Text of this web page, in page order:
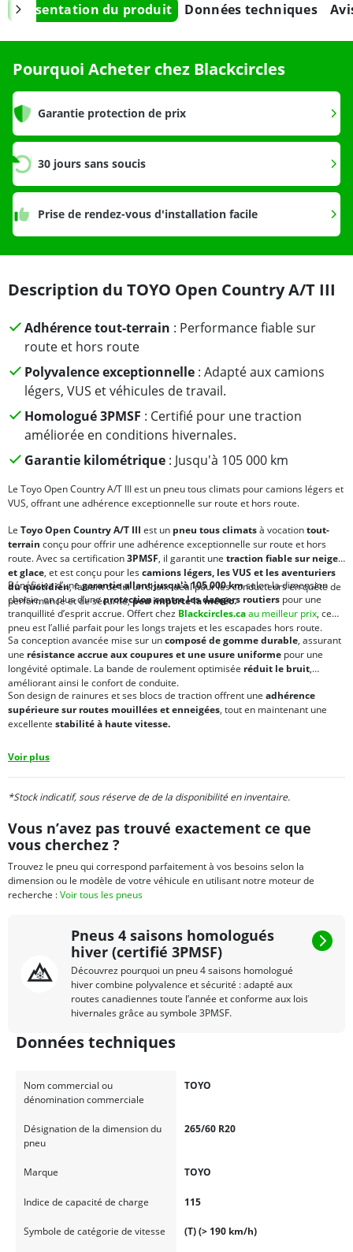
Présentation du produit Données techniques
Pourquoi Acheter chez Blackcircles
Garantie protection de prix
30 jours sans soucis
Prise de rendez-vous d'installation facile
Description du TOYO Open Country A/T III
Adhérence tout-terrain : Performance fiable sur
route et hors route
Polyvalence exceptionnelle: Adapté aux camions
légers, VUS et véhicules de travail.
Homologué 3PMSF : Certifié pour une traction
améliorée en conditions hivernales.
Garantie kilométrique: Jusqu'à 105 000 km
Le Toyo Open Country A/T III est un pneu tous climats pour camions légers et
VUS, offrant une adhérence exceptionnelle sur route et hors route.
Le Toyo Open Country A/T III est un pneu tous climatsà vocationtout-
terrain conçu pour offrir une adhérence exceptionnelle sur route et hors
route. Avec sa certification3PMSF, il garantit une traction fiable sur neige
et glace, et est conçu pour lescamions légers, les VUS et les aventuriers
du quotidien, faisant de lui un choix idéal pour les conducteurs en quête de
performance et de sécurité,peu importe la météo.
Bénéficiez d’unegarantie allant jusqu'à 105 000 kmselon la dimension
choisie, en plus d’uneprotection contre les dangers routiers pour une
tranquillité d’esprit accrue. Offert chez Blackcircles.caau meilleur prix, ce
pneu est l’allié parfait pour les longs trajets et les escapades hors route.
Sa conception avancée mise sur uncomposé de gomme durable, assurant
une résistance accrue aux coupures et une usure uniforme pour une
longévité optimale. La bande de roulement optimisée réduit le bruit,
améliorant ainsi le confort de conduite.
Son design de rainures et ses blocs de traction offrent une adhérence
supérieure sur routes mouillées et enneigées, tout en maintenant une
excellente stabilité à haute vitesse.
Voir plus
*Stock indicatif, sous réserve de de la disponibilité en inventaire.
Vous n’avez pas trouvé exactement ce que
vous cherchez ?
Trouvez le pneu qui correspond parfaitement à vos besoins selon la
dimension ou le modèle de votre véhicule en utilisant notre moteur de
recherche :Voir tous les pneus
Pneus 4 saisons homologués
hiver (certifié 3PMSF)
Découvrez pourquoi un pneu 4 saisons homologué
hiver combine polyvalence et sécurité : adapté aux
routes canadiennes toute l’année et conforme aux lois
hivernales grâce au symbole 3PMSF.
Données techniques
Nom commercial ou
dénomination commerciale
TOYO
Désignation de la dimension du
pneu
265/60 R20
Marque TOYO
Indice de capacité de charge 115
Symbole de catégorie de vitesse (T) (> 190 km/h)